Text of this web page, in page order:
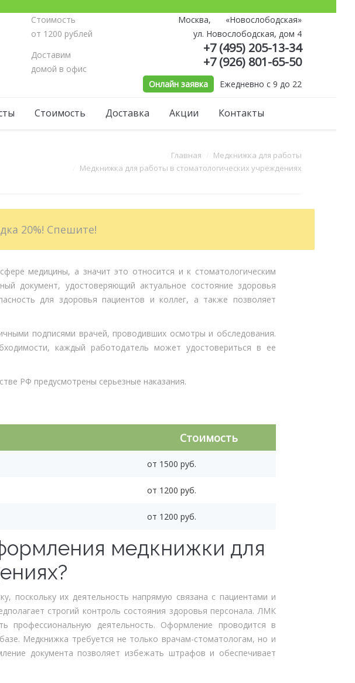
Стоимость
от 1200 рублей
Доставим
домой в офис
Москва,
«Новослободская»
ул. Новослободская, дом 4
+7 (495) 205-13-34
+7 (926) 801-65-50
Онлайн заявка Ежедневно с 9 до 22
Стоимость Доставка Акции Контакты
Главная
Медкнижка для работы
Медкнижка для работы в стоматологических учреждениях
20%! Спешите!
медицины, а значит это относится и к стоматологическим
документ, удостоверяющий актуальное состояние здоровья
для здоровья пациентов и коллег, а также позволяет
подписями врачей, проводивших осмотры и обследования.
каждый работодатель может удостовериться в ее
РФ предусмотрены серьезные наказания.
Стоимость
от 1500 руб.
от 1200 руб.
от 1200 руб.
медкнижки для
поскольку их деятельность напрямую связана с пациентами и
строгий контроль состояния здоровья персонала. ЛМК
профессиональную деятельность. Оформление проводится в
Медкнижка требуется не только врачам-стоматологам, но и
документа позволяет избежать штрафов и обеспечивает